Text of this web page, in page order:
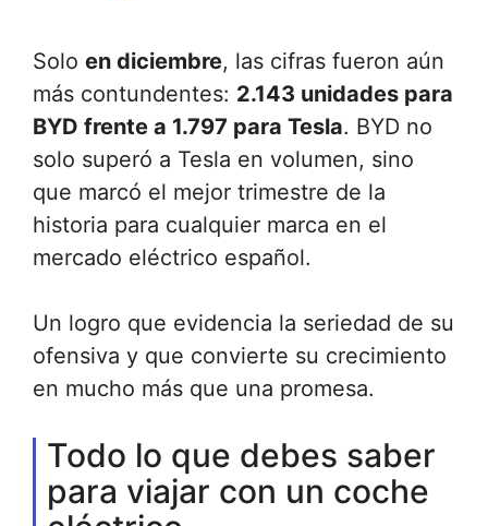
Solo en diciembre, las cifras fueron aún
más contundentes: 2.143 unidades para
BYD frente a 1.797 para Tesla. BYD no
solo superó a Tesla en volumen, sino
que marcó el mejor trimestre de la
historia para cualquier marca en el
mercado eléctrico español.
Un logro que evidencia la seriedad de su
ofensiva y que convierte su crecimiento
en mucho más que una promesa.
Todo lo que debes saber
para viajar con un coche